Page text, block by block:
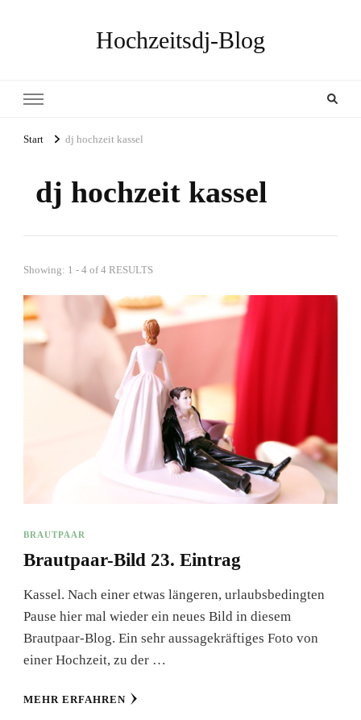
Hochzeitsdj-Blog
Start dj hochzeit kassel
dj hochzeit kassel
Showing: 1 - 4 of 4 RESULTS
BRAUTPAAR
Brautpaar-Bild 23. Eintrag
Kassel. Nach einer etwas längeren, urlaubsbedingten
Pause hier mal wieder ein neues Bild in diesem
Brautpaar-Blog. Ein sehr aussagekräftiges Foto von
einer Hochzeit, zu der …
MEHR ERFAHREN